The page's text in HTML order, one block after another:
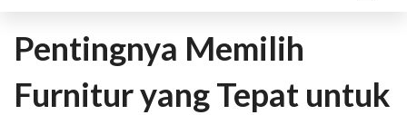
Pentingnya Memilih
Furnitur yang Tepat untuk